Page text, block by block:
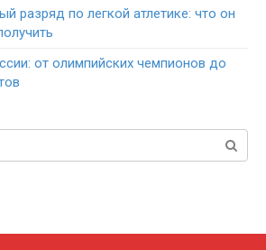
разряд по легкой атлетике: что он
от олимпийских чемпионов до